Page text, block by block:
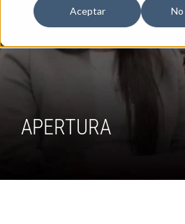
Aceptar
APERTURA